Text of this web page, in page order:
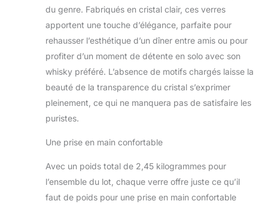
du genre. Fabriqués en cristal clair, ces verres
apportent une touche d’élégance, parfaite pour
rehausser l’esthétique d’un dîner entre amis ou pour
profiter d’un moment de détente en solo avec son
whisky préféré. L’absence de motifs chargés laisse la
beauté de la transparence du cristal s’exprimer
pleinement, ce qui ne manquera pas de satisfaire les
puristes.
Une prise en main confortable
Avec un poids total de 2,45 kilogrammes pour
l’ensemble du lot, chaque verre offre juste ce qu’il
faut de poids pour une prise en main confortable